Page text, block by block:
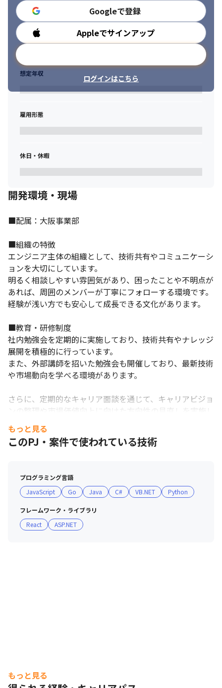
Googleで登録
Appleでサインアップ
ログインはこちら
勤務時間
想定年収
雇用形態
休日・休暇
開発環境・現場
■配属：大阪事業部
■組織の特徴
エンジニア主体の組織として、技術共有やコミュニケーシ
ョンを大切にしています。
明るく相談しやすい雰囲気があり、困ったことや不明点が
あれば、周囲のメンバーが丁寧にフォローする環境です。
経験が浅い方でも安心して成長できる文化があります。
■教育・研修制度
社内勉強会を定期的に実施しており、技術共有やナレッジ
展開を積極的に行っています。
また、外部講師を招いた勉強会も開催しており、最新技術
や市場動向を学べる環境があります。
さらに、定期的なキャリア面談を通じて、キャリアビジョ
ンの整理や市場価値向上に向けた方向性の見直しを実施し
ています。
エンジニア一人ひとりの成長を継続的にサポートする体制
を整えています。
もっと見る
このPJ・案件で使われている技術
プログラミング言語
JavaScript
Go Java C# VB.NET Python
フレームワーク・ライブラリ
React
ASP.NET
もっと見る